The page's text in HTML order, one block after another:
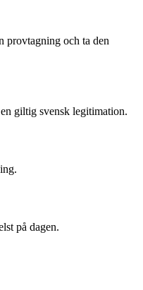
provtagning och ta den
giltig svensk legitimation.
på dagen.